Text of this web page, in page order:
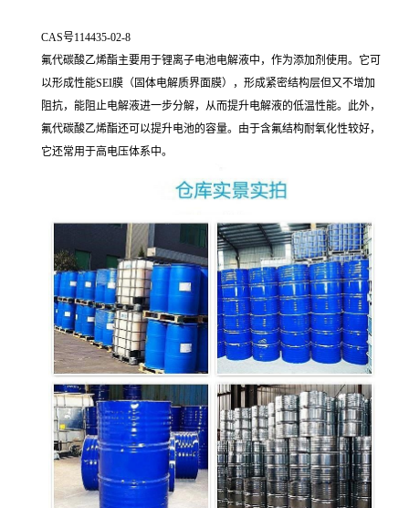
CAS号114435-02-8
氟代碳酸乙烯酯主要用于锂离子电池电解液中，作为添加剂使用。它可
以形成性能SEI膜（固体电解质界面膜），形成紧密结构层但又不增加
阻抗，能阻止电解液进一步分解，从而提升电解液的低温性能。此外，
氟代碳酸乙烯酯还可以提升电池的容量。由于含氟结构耐氧化性较好，
它还常用于高电压体系中。